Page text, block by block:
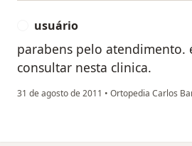
usuário
parabens pelo atendimento.
consultar nesta clinica.
31 de agosto de 2011 • Ortopedia Carlos